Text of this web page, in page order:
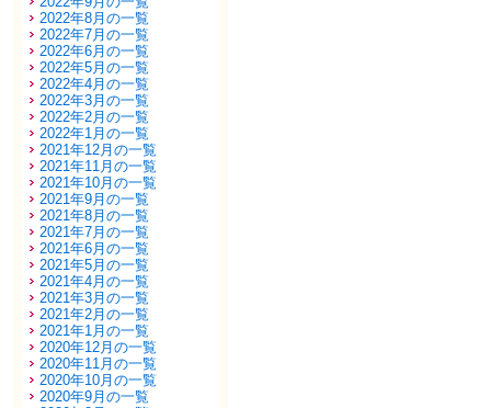
2022年8月の一覧
2022年7月の一覧
2022年6月の一覧
2022年5月の一覧
2022年4月の一覧
2022年3月の一覧
2022年2月の一覧
2022年1月の一覧
2021年12月の一覧
2021年11月の一覧
2021年10月の一覧
2021年9月の一覧
2021年8月の一覧
2021年7月の一覧
2021年6月の一覧
2021年5月の一覧
2021年4月の一覧
2021年3月の一覧
2021年2月の一覧
2021年1月の一覧
2020年12月の一覧
2020年11月の一覧
2020年10月の一覧
2020年9月の一覧